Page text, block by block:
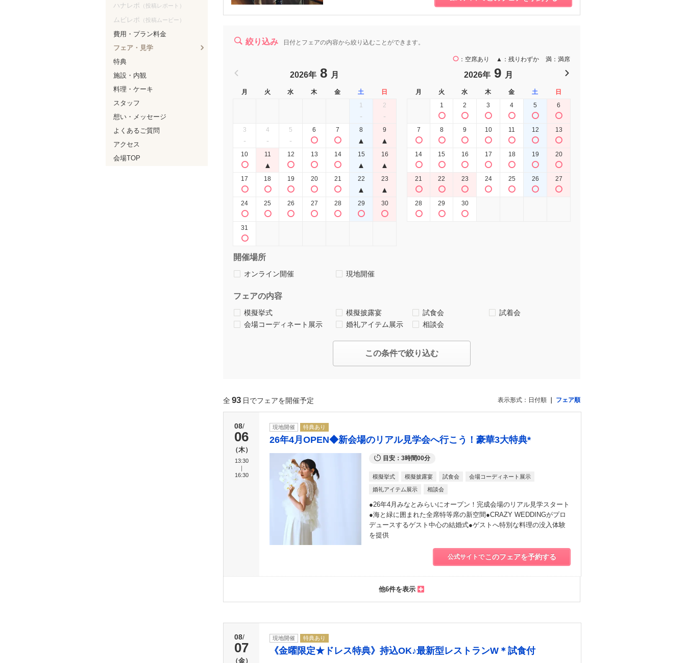
絞り込み 日付とフェアの内容から絞り込むことができます。
空席あり ▲ 残りわずか 満 満席
2026年 8 月
月 火 水 木 金 土
日
1
-
2
-
3
-
4
-
5
-
6 7 8
▲
9
▲
10 11
▲
12 13 14 15
▲
16
▲
17 18 19 20 21 22
▲
23
▲
24 25 26 27 28 29 30
31
2026年 9 月
月 火 水 木 金 土
日
1
2 3 4 5 6
7 8 9 10 11 12 13
14 15 16 17 18 19 20
21 22 23 24 25 26 27
28 29 30
開催場所
オンライン開催 現地開催
フェアの内容
模擬挙式 模擬披露宴 試食会
試着会
会場コーディネート展示
婚礼アイテム展示 相談会
この条件で絞り込む
全93 日でフェアを開催予定 表示形式： 日付順 フェア順
08
06
木
13:30
16:30
現地開催 特典あり
26年4月OPEN◆新会場のリアル見学会へ行こう！豪華3大特典*
目安：3時間00分
模擬挙式 模擬披露宴 試食会 会場コーディネート展示
婚礼アイテム展示 相談会
●26年4月みなとみらいにオープン！完成会場のリアル見学スタート
●海と緑に囲まれた全席特等席の新空間●CRAZY WEDDINGがプロ
デュースするゲスト中心の結婚式●ゲストへ特別な料理の没入体験
を提供
公式サイトでこのフェアを予約する
他6件を表示
08
07
金
現地開催 特典あり
《金曜限定★ドレス特典》持込OK♪最新型レストランW＊試食付
ハナレポ （投稿レポート）
ムビレポ （投稿ムービー）
費用・プラン料金
フェア・見学
特典
施設・内観
料理・ケーキ
スタッフ
想い・メッセージ
よくあるご質問
アクセス
会場TOP